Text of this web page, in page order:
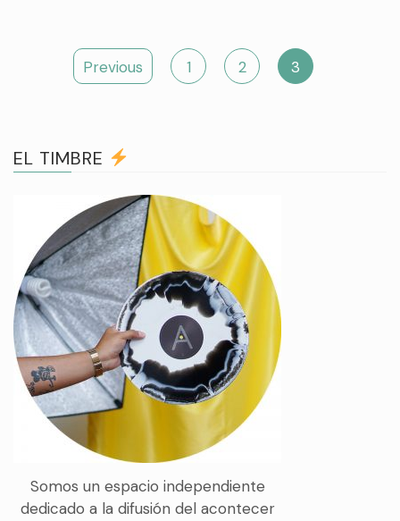
Previous 1 2 3
EL TIMBRE
Somos un espacio independiente
dedicado a la difusión del acontecer